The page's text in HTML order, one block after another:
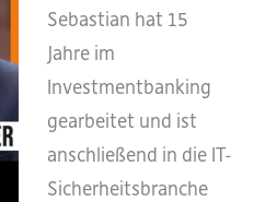
Sebastian hat 15
Jahre im
Investmentbanking
gearbeitet und ist
anschließend in die IT-
Sicherheitsbranche